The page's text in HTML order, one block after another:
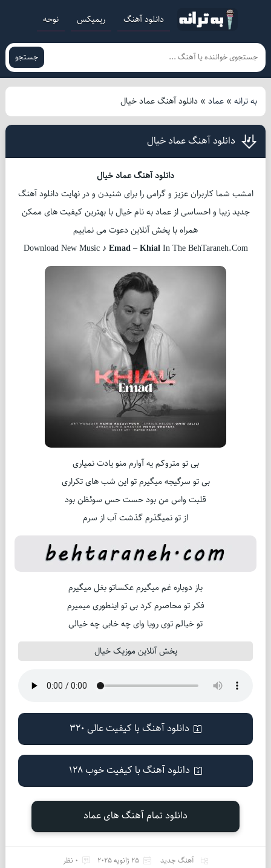
دانلود آهنگ ریمیکس نوحه
جستجو
به ترانه» عماد» دانلود آهنگ عماد خیال
دانلود آهنگ عماد خیال
دانلود آهنگ عماد خیال
امشب شما کاربران عزیز و گرامی را برای شنیدن و در نهایت دانلود آهنگ
جدید زیبا و احساسی از عماد به نام خیال با بهترین کیفیت های ممکن
همراه با پخش آنلاین دعوت می نماییم
Download New Music ♪ Emad–KhialIn The BehTaraneh.Com
بی تو متروکم یه آوارم منو یادت نمیاری
بی تو سرگیجه میگیرم تو این شب های تکراری
قلبت واس من بود حست حس سوئظن بود
از تو نمیگذرم گذشت آب از سرم
باز دوباره غم میگیرم عکساتو بغل میگیرم
فکر تو محاصرم کرد بی تو اینطوری میمیرم
تو خیالم توی رویا وای چه خابی چه خیالی
پخش آنلاین موزیک خیال
دانلود آهنگ با کیفیت عالی 320
دانلود آهنگ با کیفیت خوب 128
دانلود تمام آهنگ های عماد
آهنگ جدید 25 ژانویه 2025 0 نظر